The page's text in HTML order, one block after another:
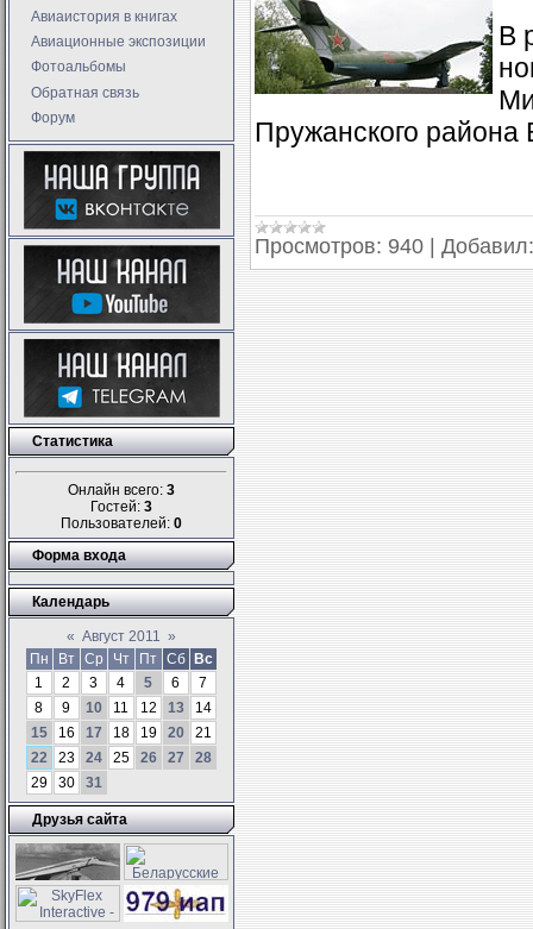
Авиаистория в книгах
Авиационные экспозиции
Фотоальбомы
Обратная связь
Форум
Статистика
Онлайн всего: 3
Гостей: 3
Пользователей: 0
Форма входа
Календарь
« Август 2011 »
Пн
Вт Ср Чт Пт Сб
Вс
1
2 3 4 5 6
7
8
9 10 11 12 13
14
15
16 17 18 19 20
21
22
23 24 25 26 27
28
29
30 31
Друзья сайта
В
Пружанского района
Просмотров: 940 Добавил: